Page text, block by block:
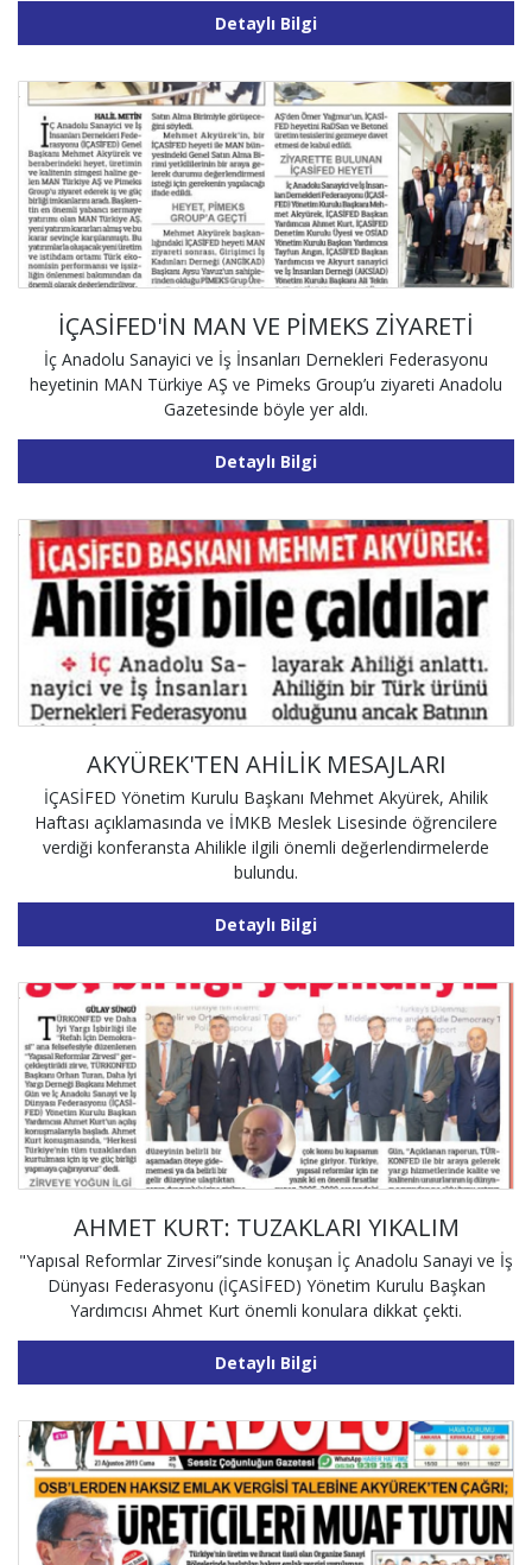
Detaylı Bilgi
İÇASİFED'İN MAN VE PİMEKS ZİYARETİ
İç Anadolu Sanayici ve İş İnsanları Dernekleri Federasyonu
heyetinin MAN Türkiye AŞ ve Pimeks Group’u ziyareti Anadolu
Gazetesinde böyle yer aldı.
Detaylı Bilgi
AKYÜREK'TEN AHİLİK MESAJLARI
İÇASİFED Yönetim Kurulu Başkanı Mehmet Akyürek, Ahilik
Haftası açıklamasında ve İMKB Meslek Lisesinde öğrencilere
verdiği konferansta Ahilikle ilgili önemli değerlendirmelerde
bulundu.
Detaylı Bilgi
AHMET KURT: TUZAKLARI YIKALIM
"Yapısal Reformlar Zirvesi”sinde konuşan İç Anadolu Sanayi ve İş
Dünyası Federasyonu (İÇASİFED) Yönetim Kurulu Başkan
Yardımcısı Ahmet Kurt önemli konulara dikkat çekti.
Detaylı Bilgi